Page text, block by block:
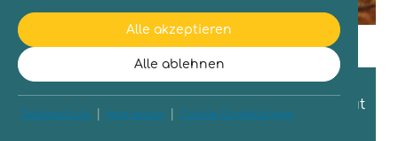
Igel suchen im November ein Winterquartier.
Wusstest du, dass die Zahl der
westeuropäischen Igel stark zurückgeht? Laut
Alle akzeptieren
Alle ablehnen
Datenschutz Impressum Cookie-Einstellungen